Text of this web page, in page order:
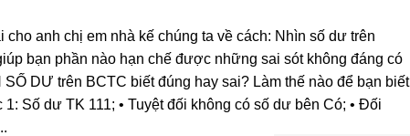
anh chị em nhà kế chúng ta về cách: Nhìn số dư trên
bạn phần nào hạn chế được những sai sót không đáng có
DƯ trên BCTC biết đúng hay sai? Làm thế nào để bạn biết
Số dư TK 111; • Tuyệt đối không có số dư bên Có; • Đối